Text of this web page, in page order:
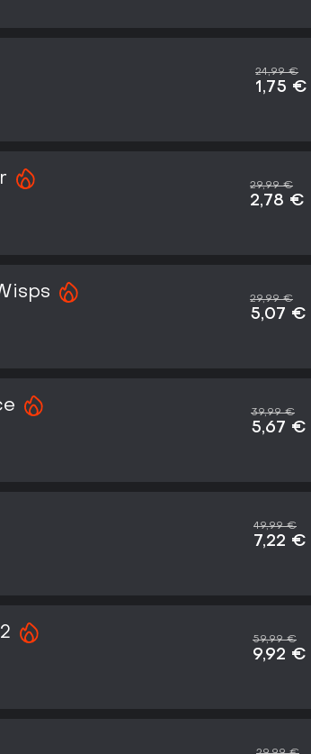
24,99 €
1,75 €
29,99 €
2,78 €
29,99 €
5,07 €
39,99 €
5,67 €
49,99 €
7,22 €
59,99 €
9,92 €